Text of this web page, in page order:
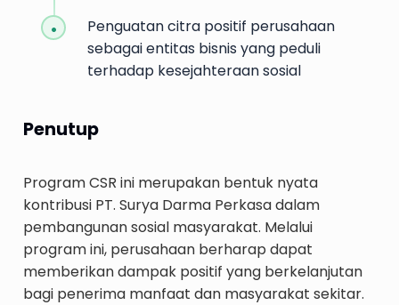
Penguatan citra positif perusahaan
sebagai entitas bisnis yang peduli
terhadap kesejahteraan sosial
Penutup
Program CSR ini merupakan bentuk nyata
kontribusi PT. Surya Darma Perkasa dalam
pembangunan sosial masyarakat. Melalui
program ini, perusahaan berharap dapat
memberikan dampak positif yang berkelanjutan
bagi penerima manfaat dan masyarakat sekitar.